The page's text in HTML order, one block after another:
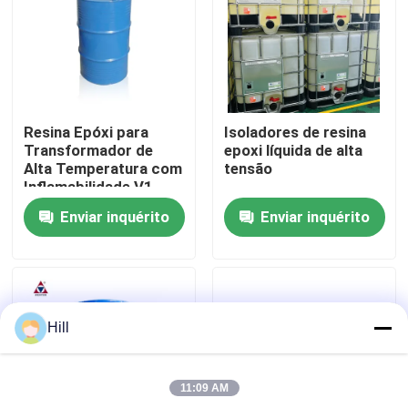
Espetáculo VR
Visita à fábrica
Controle de qualidade
Contacte-nos
Blogue
Solicite um orçamento
Resina Epóxi para
Transformador de
Alta Temperatura com
Inflamabilidade V1,
Resistência Térmica
Classe H e Cargas
Pré-Misturadas para
Enviar inquérito
Isoladores de resina
epoxi líquida de alta
tensão
Enviar inquérito
Hill
11:09 AM